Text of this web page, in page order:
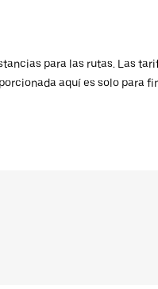
para las rutas. Las
aquí es solo para